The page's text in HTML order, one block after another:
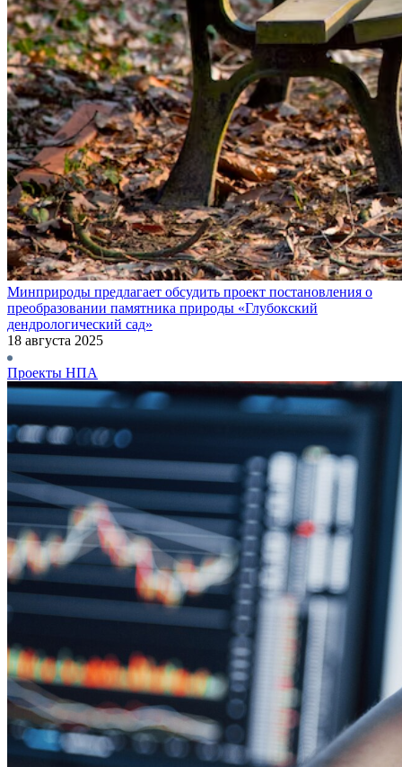
Минприроды предлагает обсудить проект постановления о
преобразовании памятника природы «Глубокский
дендрологический сад»
18 августа 2025
Проекты НПА